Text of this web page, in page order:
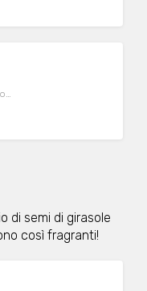
e
di semi di girasole
così fragranti!